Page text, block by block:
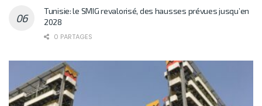
Tunisie: le SMIG revalorisé, des hausses prévues jusqu’en
2028
0 PARTAGES